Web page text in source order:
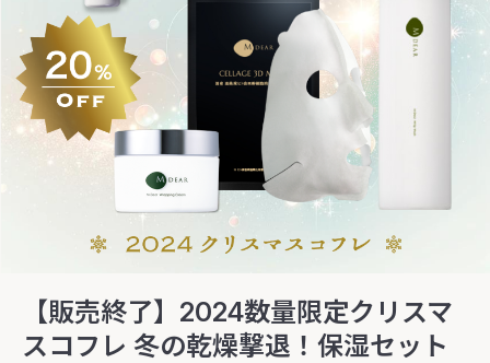
【販売終了】2024数量限定クリスマ
スコフレ 冬の乾燥撃退！保湿セット